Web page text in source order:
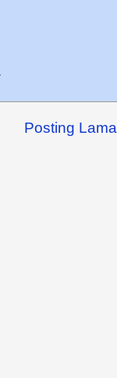
Posting Lama